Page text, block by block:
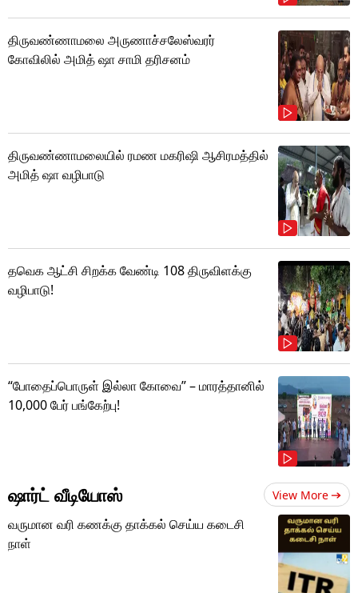
திருவண்ணாமலை அருணாச்சலேஸ்வரர்
கோவிலில் அமித் ஷா சாமி தரிசனம்
திருவண்ணாமலையில் ரமண மகரிஷி ஆசிரமத்தில்
அமித் ஷா வழிபாடு
தவெக ஆட்சி சிறக்க வேண்டி 108 திருவிளக்கு
வழிபாடு!
“போதைப்பொருள் இல்லா கோவை” – மாரத்தானில்
10,000 பேர் பங்கேற்பு!
ஷார்ட் வீடியோஸ் View More
வருமான வரி கணக்கு தாக்கல் செய்ய கடைசி
நாள்